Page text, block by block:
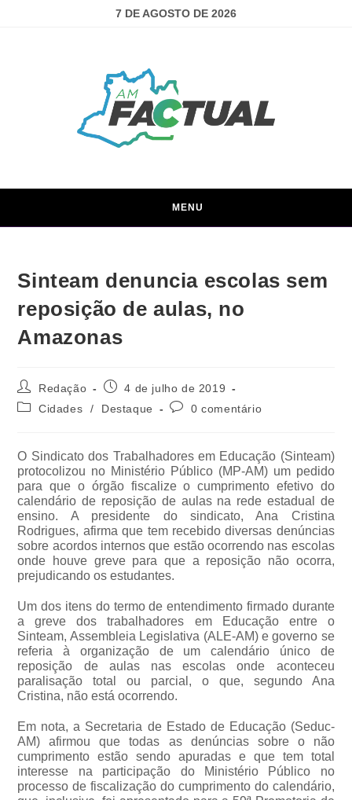
7 DE AGOSTO DE 2026
MENU
Sinteam denuncia escolas sem
reposição de aulas, no
Amazonas
Redação
4 de julho de 2019
Cidades
/ Destaque 0 comentário
O Sindicato dos Trabalhadores em Educação (Sinteam)
protocolizou no Ministério Público (MP-AM) um pedido
para que o órgão fiscalize o cumprimento efetivo do
calendário de reposição de aulas na rede estadual de
ensino. A presidente do sindicato, Ana Cristina
Rodrigues, afirma que tem recebido diversas denúncias
sobre acordos internos que estão ocorrendo nas escolas
onde houve greve para que a reposição não ocorra,
prejudicando os estudantes.
Um dos itens do termo de entendimento firmado durante
a greve dos trabalhadores em Educação entre o
Sinteam, Assembleia Legislativa (ALE-AM) e governo se
referia à organização de um calendário único de
reposição de aulas nas escolas onde aconteceu
paralisação total ou parcial, o que, segundo Ana
Cristina, não está ocorrendo.
Em nota, a Secretaria de Estado de Educação (Seduc-
AM) afirmou que todas as denúncias sobre o não
cumprimento estão sendo apuradas e que tem total
interesse na participação do Ministério Público no
processo de fiscalização do cumprimento do calendário,